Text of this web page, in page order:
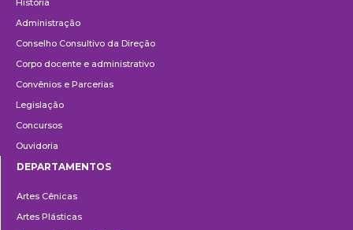
Administração
Conselho Consultivo da Direção
Corpo docente e administrativo
Convênios e Parcerias
Legislação
Concursos
Ouvidoria
DEPARTAMENTOS
Artes Cênicas
Artes Plásticas